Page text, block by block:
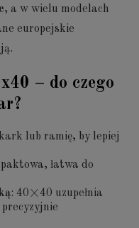
, a w wielu modelach
europejskie
– do czego
lub ramię, by lepiej
łatwa do
: 40×40 uzupełnia